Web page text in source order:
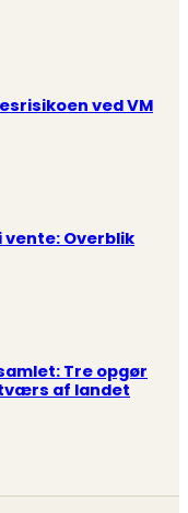
ved VM
vente: Overblik
Tre opgør
af landet